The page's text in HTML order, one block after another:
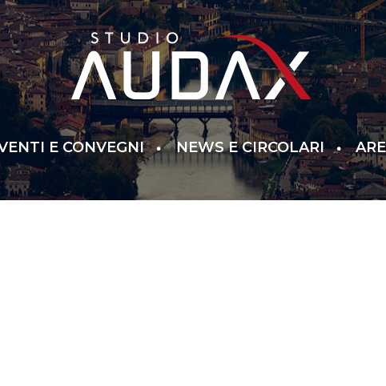
E CONVEGNI NEWS E CIRCOLARI